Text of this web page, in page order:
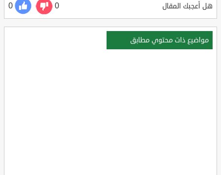
هل أعجبك المقال 0
0
مواضيع ذات محتوي مطابق